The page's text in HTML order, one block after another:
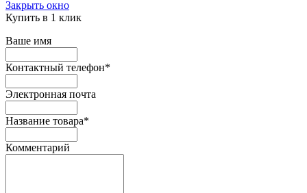
Закрыть окно
Купить в 1 клик
Ваше имя
Контактный телефон*
Электронная почта
Название товара*
Комментарий